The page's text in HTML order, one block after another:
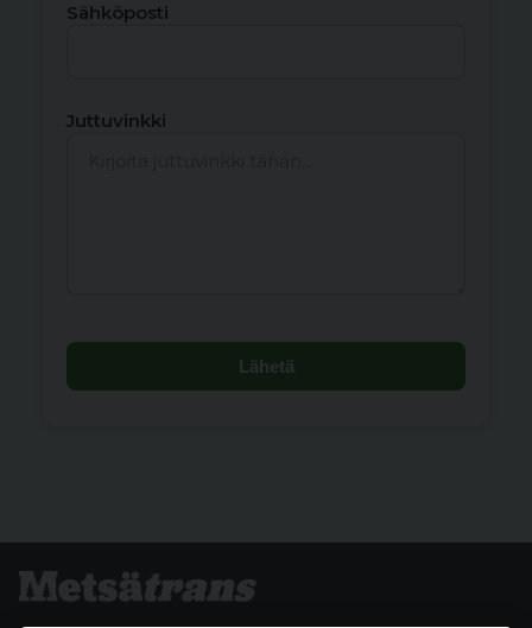
Sähköposti
Juttuvinkki
Lähetä